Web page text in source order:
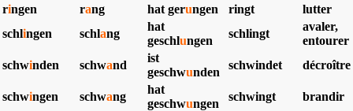
ringen rang hat gerungen ringt
lutter
schlingen schlang
hat
geschlungen
schlingt
avaler,
entourer
schwinden schwand
ist
geschwunden
schwindet décroître
schwingen schwang
hat
geschwungen
schwingt
brandir